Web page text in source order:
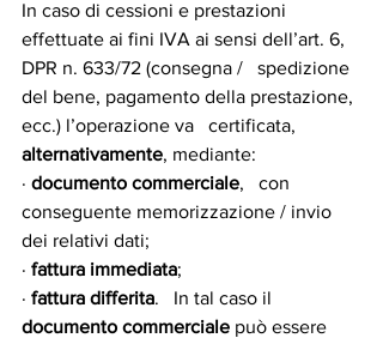
In caso di cessioni e prestazioni
effettuate ai fini IVA ai sensi dell’art. 6,
DPR n. 633/72 (consegna /   spedizione
del bene, pagamento della prestazione,
ecc.) l’operazione va   certificata,
alternativamente, mediante:
· documento commerciale,   con
conseguente memorizzazione / invio
dei relativi dati;
· fattura immediata;
· fattura differita.   In tal caso il
documento commerciale può essere